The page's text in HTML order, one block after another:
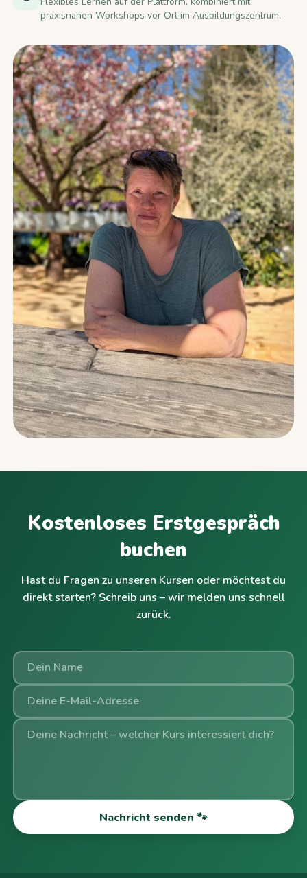
praxisnahen Workshops vor Ort im Ausbildungszentrum.
Kostenloses Erstgespräch
buchen
Hast du Fragen zu unseren Kursen oder möchtest du
direkt starten? Schreib uns – wir melden uns schnell
zurück.
Nachricht senden 🐾